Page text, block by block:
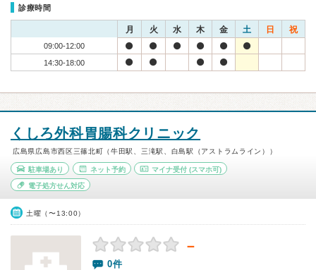
診療時間
月 火 水 木 金 土 日 祝
09:00-12:00
14:30-18:00
くしろ外科胃腸科クリニック
広島県広島市西区三篠北町（牛田駅、三滝駅、白島駅（アストラムライン））
駐車場あり ネット予約 マイナ受付 (スマホ可)
電子処方せん対応
土曜（〜13:00）
－
0件